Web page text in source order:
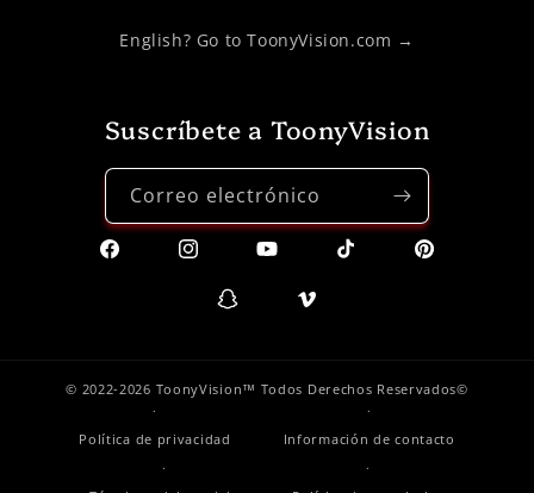
English? Go to ToonyVision.com →
Suscríbete a ToonyVision
Correo electrónico
Facebook InstagramYouTube TikTok Pinterest
Snapchat Vimeo
© 2022-2026 ToonyVision™ Todos Derechos Reservados©
Política de privacidad Información de contacto